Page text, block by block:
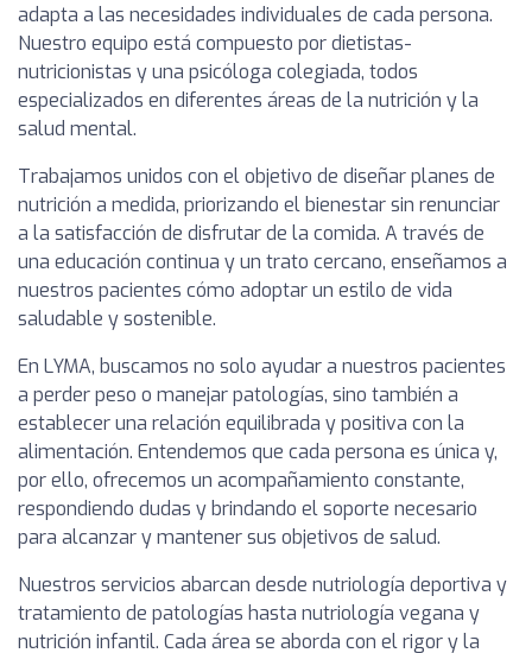
adapta a las necesidades individuales de cada persona.
Nuestro equipo está compuesto por dietistas-
nutricionistas y una psicóloga colegiada, todos
especializados en diferentes áreas de la nutrición y la
salud mental.
Trabajamos unidos con el objetivo de diseñar planes de
nutrición a medida, priorizando el bienestar sin renunciar
a la satisfacción de disfrutar de la comida. A través de
una educación continua y un trato cercano, enseñamos a
nuestros pacientes cómo adoptar un estilo de vida
saludable y sostenible.
En LYMA, buscamos no solo ayudar a nuestros pacientes
a perder peso o manejar patologías, sino también a
establecer una relación equilibrada y positiva con la
alimentación. Entendemos que cada persona es única y,
por ello, ofrecemos un acompañamiento constante,
respondiendo dudas y brindando el soporte necesario
para alcanzar y mantener sus objetivos de salud.
Nuestros servicios abarcan desde nutriología deportiva y
tratamiento de patologías hasta nutriología vegana y
nutrición infantil. Cada área se aborda con el rigor y la